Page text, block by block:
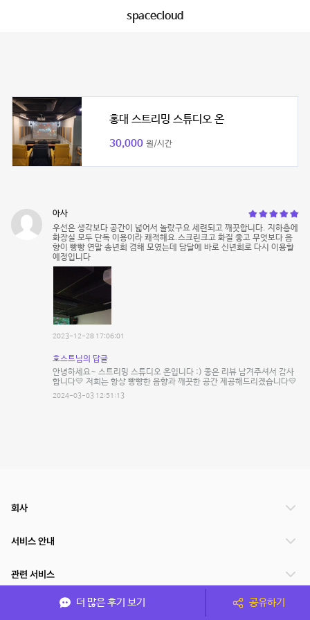
spacecloud
홍대 스트리밍 스튜디오 온
30,000 원/시간
아사
우선은 생각보다 공간이 넓어서 놀랐구요 세련되고 깨끗합니다. 지하층에
화장실 모두 단독 이용이라 쾌적해요.스크린크고 화질 좋고 무엇보다 음
향이 빵빵 연말 송년회 겸해 모였는데 담달에 바로 신년회로 다시 이용할
예정입니다
2023-12-28 17:06:01
호스트님의 답글
안녕하세요~ 스트리밍 스튜디오 온입니다 :) 좋은 리뷰 남겨주셔서 감사
합니다💛 저희는 항상 빵빵한 음향과 깨끗한 공간 제공해드리겠습니다💛
2024-03-03 12:51:13
더 많은 후기 보기 공유하기
회사
서비스 안내
관련 서비스